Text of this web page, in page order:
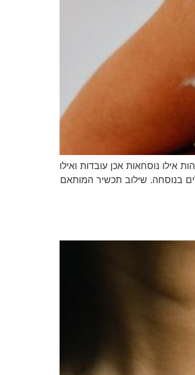
אילו נוסחאות אכן עובדות ואילו
בנוסחה. שילוב תכשיר המותאם